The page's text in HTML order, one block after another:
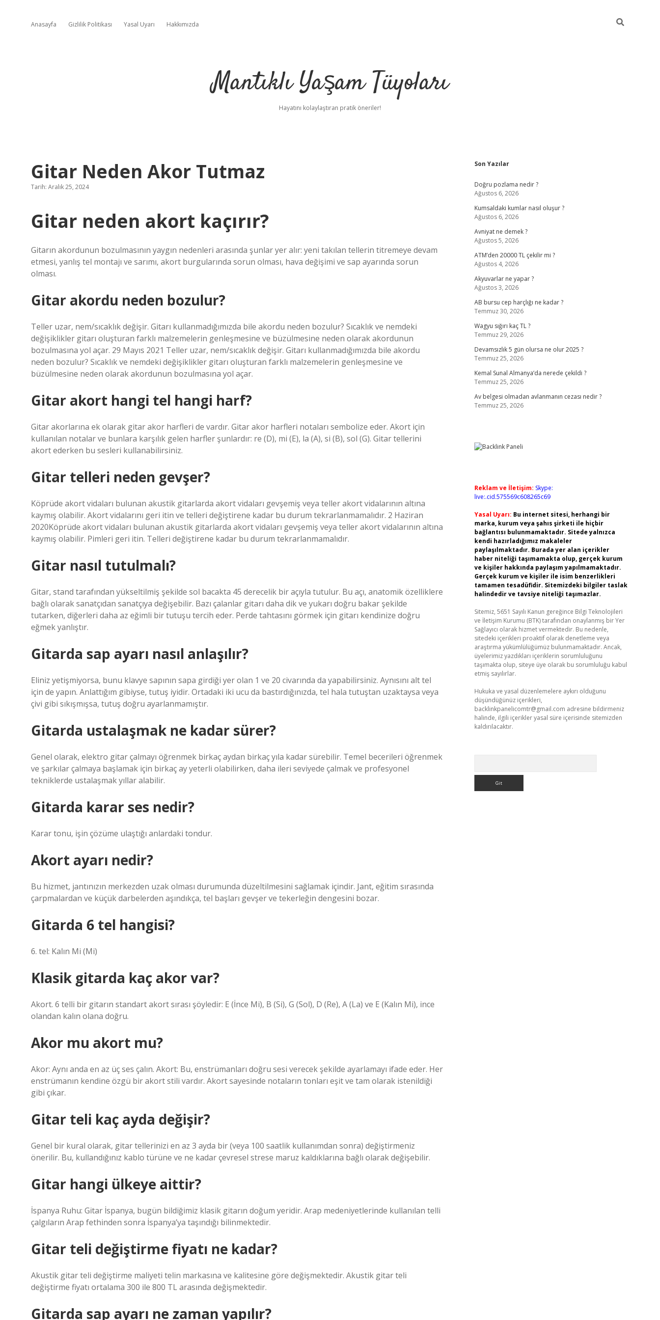
Anasayfa Gizlilik Politikası Yasal Uyarı Hakkımızda
Mantıklı Yaşam Tüyoları
Hayatını kolaylaştıran pratik öneriler!
Gitar Neden Akor Tutmaz
Tarih: Aralık 25, 2024
Gitar neden akort kaçırır?
Gitarın akordunun bozulmasının yaygın nedenleri arasında şunlar yer alır: yeni takılan tellerin titremeye devam
etmesi, yanlış tel montajı ve sarımı, akort burgularında sorun olması, hava değişimi ve sap ayarında sorun
olması.
Gitar akordu neden bozulur?
Teller uzar, nem/sıcaklık değişir. Gitarı kullanmadığımızda bile akordu neden bozulur? Sıcaklık ve nemdeki
değişiklikler gitarı oluşturan farklı malzemelerin genleşmesine ve büzülmesine neden olarak akordunun
bozulmasına yol açar. 29 Mayıs 2021 Teller uzar, nem/sıcaklık değişir. Gitarı kullanmadığımızda bile akordu
neden bozulur? Sıcaklık ve nemdeki değişiklikler gitarı oluşturan farklı malzemelerin genleşmesine ve
büzülmesine neden olarak akordunun bozulmasına yol açar.
Gitar akort hangi tel hangi harf?
Gitar akorlarına ek olarak gitar akor harfleri de vardır. Gitar akor harfleri notaları sembolize eder. Akort için
kullanılan notalar ve bunlara karşılık gelen harfler şunlardır: re (D), mi (E), la (A), si (B), sol (G). Gitar tellerini
akort ederken bu sesleri kullanabilirsiniz.
Gitar telleri neden gevşer?
Köprüde akort vidaları bulunan akustik gitarlarda akort vidaları gevşemiş veya teller akort vidalarının altına
kaymış olabilir. Akort vidalarını geri itin ve telleri değiştirene kadar bu durum tekrarlanmamalıdır. 2 Haziran
2020Köprüde akort vidaları bulunan akustik gitarlarda akort vidaları gevşemiş veya teller akort vidalarının altına
kaymış olabilir. Pimleri geri itin. Telleri değiştirene kadar bu durum tekrarlanmamalıdır.
Gitar nasıl tutulmalı?
Gitar, stand tarafından yükseltilmiş şekilde sol bacakta 45 derecelik bir açıyla tutulur. Bu açı, anatomik özelliklere
bağlı olarak sanatçıdan sanatçıya değişebilir. Bazı çalanlar gitarı daha dik ve yukarı doğru bakar şekilde
tutarken, diğerleri daha az eğimli bir tutuşu tercih eder. Perde tahtasını görmek için gitarı kendinize doğru
eğmek yanlıştır.
Gitarda sap ayarı nasıl anlaşılır?
Eliniz yetişmiyorsa, bunu klavye sapının sapa girdiği yer olan 1 ve 20 civarında da yapabilirsiniz. Aynısını alt tel
için de yapın. Anlattığım gibiyse, tutuş iyidir. Ortadaki iki ucu da bastırdığınızda, tel hala tutuştan uzaktaysa veya
çivi gibi sıkışmışsa, tutuş doğru ayarlanmamıştır.
Gitarda ustalaşmak ne kadar sürer?
Genel olarak, elektro gitar çalmayı öğrenmek birkaç aydan birkaç yıla kadar sürebilir. Temel becerileri öğrenmek
ve şarkılar çalmaya başlamak için birkaç ay yeterli olabilirken, daha ileri seviyede çalmak ve profesyonel
tekniklerde ustalaşmak yıllar alabilir.
Gitarda karar ses nedir?
Karar tonu, işin çözüme ulaştığı anlardaki tondur.
Akort ayarı nedir?
Bu hizmet, jantınızın merkezden uzak olması durumunda düzeltilmesini sağlamak içindir. Jant, eğitim sırasında
çarpmalardan ve küçük darbelerden aşındıkça, tel başları gevşer ve tekerleğin dengesini bozar.
Gitarda 6 tel hangisi?
6. tel: Kalın Mi (Mi)
Klasik gitarda kaç akor var?
Akort. 6 telli bir gitarın standart akort sırası şöyledir: E (İnce Mi), B (Si), G (Sol), D (Re), A (La) ve E (Kalın Mi), ince
olandan kalın olana doğru.
Akor mu akort mu?
Akor: Aynı anda en az üç ses çalın. Akort: Bu, enstrümanları doğru sesi verecek şekilde ayarlamayı ifade eder. Her
enstrümanın kendine özgü bir akort stili vardır. Akort sayesinde notaların tonları eşit ve tam olarak istenildiği
gibi çıkar.
Gitar teli kaç ayda değişir?
Genel bir kural olarak, gitar tellerinizi en az 3 ayda bir (veya 100 saatlik kullanımdan sonra) değiştirmeniz
önerilir. Bu, kullandığınız kablo türüne ve ne kadar çevresel strese maruz kaldıklarına bağlı olarak değişebilir.
Gitar hangi ülkeye aittir?
İspanya Ruhu: Gitar İspanya, bugün bildiğimiz klasik gitarın doğum yeridir. Arap medeniyetlerinde kullanılan telli
çalgıların Arap fethinden sonra İspanya’ya taşındığı bilinmektedir.
Gitar teli değiştirme fiyatı ne kadar?
Akustik gitar teli değiştirme maliyeti telin markasına ve kalitesine göre değişmektedir. Akustik gitar teli
değiştirme fiyatı ortalama 300 ile 800 TL arasında değişmektedir.
Gitarda sap ayarı ne zaman yapılır?
Sidebar
Son Yazılar
Doğru pozlama nedir ?
Ağustos 6, 2026
Kumsaldaki kumlar nasıl oluşur ?
Ağustos 6, 2026
Avniyat ne demek ?
Ağustos 5, 2026
ATM’den 20000 TL çekilir mi ?
Ağustos 4, 2026
Akyuvarlar ne yapar ?
Ağustos 3, 2026
AB bursu cep harçlığı ne kadar ?
Temmuz 30, 2026
Wagyu sığırı kaç TL ?
Temmuz 29, 2026
Devamsızlık 5 gün olursa ne olur 2025 ?
Temmuz 25, 2026
Kemal Sunal Almanya’da nerede çekildi ?
Temmuz 25, 2026
Av belgesi olmadan avlanmanın cezası nedir ?
Temmuz 25, 2026
Reklam ve İletişim: Skype:
live:.cid.575569c608265c69
Yasal Uyarı: Bu internet sitesi, herhangi bir
marka, kurum veya şahıs şirketi ile hiçbir
bağlantısı bulunmamaktadır. Sitede yalnızca
kendi hazırladığımız makaleler
paylaşılmaktadır. Burada yer alan içerikler
haber niteliği taşımamakta olup, gerçek kurum
ve kişiler hakkında paylaşım yapılmamaktadır.
Gerçek kurum ve kişiler ile isim benzerlikleri
tamamen tesadüfidir. Sitemizdeki bilgiler taslak
halindedir ve tavsiye niteliği taşımazlar.
Sitemiz, 5651 Sayılı Kanun gereğince Bilgi Teknolojileri
ve İletişim Kurumu (BTK) tarafından onaylanmış bir Yer
Sağlayıcı olarak hizmet vermektedir. Bu nedenle,
sitedeki içerikleri proaktif olarak denetleme veya
araştırma yükümlülüğümüz bulunmamaktadır. Ancak,
üyelerimiz yazdıkları içeriklerin sorumluluğunu
taşımakta olup, siteye üye olarak bu sorumluluğu kabul
etmiş sayılırlar.
Hukuka ve yasal düzenlemelere aykırı olduğunu
düşündüğünüz içerikleri,
backlinkpanelicomtr@gmail.com adresine bildirmeniz
halinde, ilgili içerikler yasal süre içerisinde sitemizden
kaldırılacaktır.
hiltonbet yeni giriş